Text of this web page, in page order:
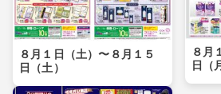
８月１日（土）〜８月１５
日（土）
８月
日（